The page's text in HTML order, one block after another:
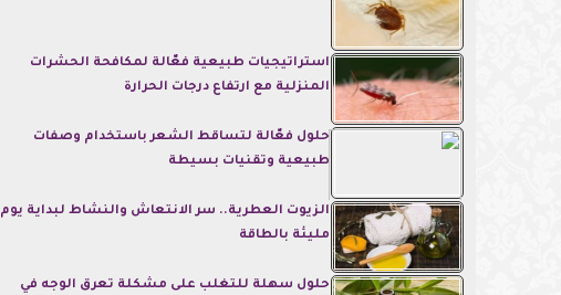
استراتيجيات طبيعية فعّالة لمكافحة الحشرات
المنزلية مع ارتفاع درجات الحرارة
حلول فعّالة لتساقط الشعر باستخدام وصفات
طبيعية وتقنيات بسيطة
الزيوت العطرية.. سر الانتعاش والنشاط لبداية يوم
مليئة بالطاقة
حلول سهلة للتغلب على مشكلة تعرق الوجه في